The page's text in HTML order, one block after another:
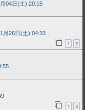
04日(土) 20:15
月26日(土) 04:33
1 2
1 2